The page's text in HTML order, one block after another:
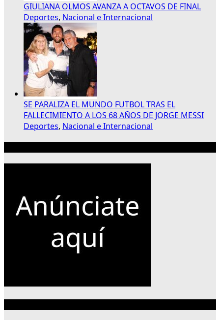
GIULIANA OLMOS AVANZA A OCTAVOS DE FINAL
Deportes, Nacional e Internacional
SE PARALIZA EL MUNDO FUTBOL TRAS EL
FALLECIMIENTO A LOS 68 AÑOS DE JORGE MESSI
Deportes, Nacional e Internacional